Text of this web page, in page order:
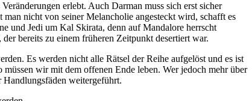
erlebt. Auch Darman muss sich erst sicher
nicht von seiner Melancholie angesteckt wird, schafft es
und Jedi um Kal Skirata, denn auf Mandalore herrscht
bereits zu einem früheren Zeitpunkt desertiert war.
Es werden nicht alle Rätsel der Reihe aufgelöst und es ist
wir mit dem offenen Ende leben. Wer jedoch mehr über
weitergeführt.